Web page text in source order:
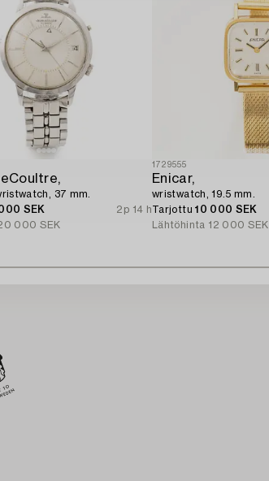
37 mm.
SEK
2p 14 h
000 SEK
1729555
Enicar,
wristwatch, 19.5 mm.
Tarjottu10 000 SEK
Lähtöhinta 12 000 SEK